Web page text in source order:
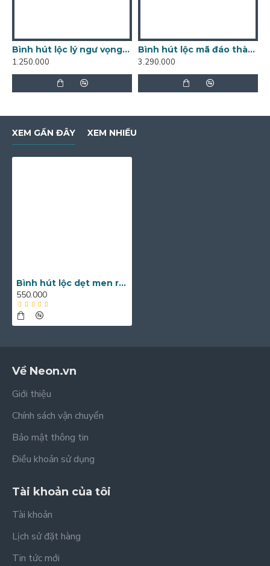
Bình hút lộc lý ngư vọng nguyệt BL17C
1.250.000
Bình hút lộc mã đáo thành công vẽ vàng cao 30cm BL19A
3.290.000
XEM GẦN ĐÂY XEM NHIỀU
Bình hút lộc dẹt men rạn vẽ chuồn BL32
550.000
Về Neon.vn
Giới thiệu
Chính sách vận chuyển
Bảo mật thông tin
Điều khoản sử dụng
Tài khoản của tôi
Tài khoản
Lịch sử đặt hàng
Tin tức mới